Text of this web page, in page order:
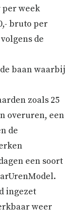
per week
bruto per
de
baan waarbij
zoals 25
overuren, een
de
een soort
ingezet
weer